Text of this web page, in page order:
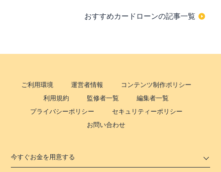
おすすめカードローンの記事一覧
ご利用環境 運営者情報
コンテンツ制作ポリシー
利用規約
監修者一覧
編集者一覧
プライバシーポリシー
セキュリティーポリシー
お問い合わせ
今すぐお金を用意する